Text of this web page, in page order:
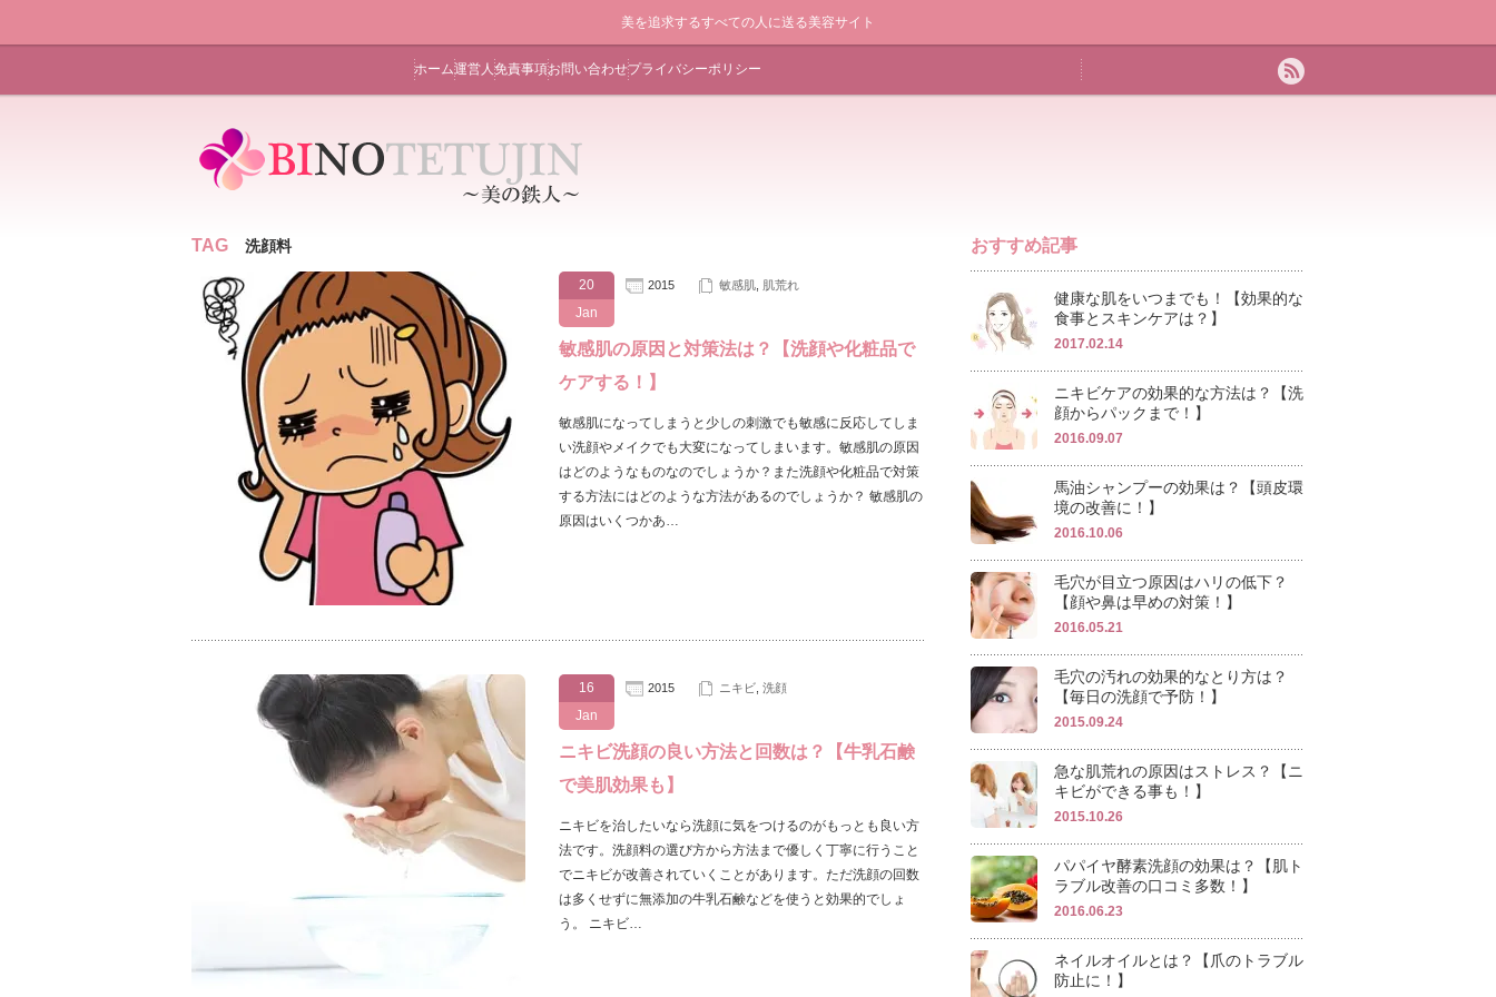
美を追求するすべての人に送る美容サイト
ホーム運営人免責事項お問い合わせプライバシーポリシー
TAG 洗顔料
20
Jan
2015 敏感肌 肌荒れ
敏感肌の原因と対策法は？【洗顔や化粧品で
ケアする！】
敏感肌になってしまうと少しの刺激でも敏感に反応してしま
い洗顔やメイクでも大変になってしまいます。敏感肌の原因
はどのようなものなのでしょうか？また洗顔や化粧品で対策
する方法にはどのような方法があるのでしょうか？ 敏感肌の
原因はいくつかあ…
16
Jan
2015 ニキビ 洗顔
ニキビ洗顔の良い方法と回数は？【牛乳石鹸
で美肌効果も】
ニキビを治したいなら洗顔に気をつけるのがもっとも良い方
法です。洗顔料の選び方から方法まで優しく丁寧に行うこと
でニキビが改善されていくことがあります。ただ洗顔の回数
は多くせずに無添加の牛乳石鹸などを使うと効果的でしょ
う。 ニキビ…
おすすめ記事
健康な肌をいつまでも！【効果的な
食事とスキンケアは？】
2017.02.14
ニキビケアの効果的な方法は？【洗
顔からパックまで！】
2016.09.07
馬油シャンプーの効果は？【頭皮環
境の改善に！】
2016.10.06
毛穴が目立つ原因はハリの低下？
【顔や鼻は早めの対策！】
2016.05.21
毛穴の汚れの効果的なとり方は？
【毎日の洗顔で予防！】
2015.09.24
急な肌荒れの原因はストレス？【ニ
キビができる事も！】
2015.10.26
パパイヤ酵素洗顔の効果は？【肌ト
ラブル改善の口コミ多数！】
2016.06.23
ネイルオイルとは？【爪のトラブル
防止に！】